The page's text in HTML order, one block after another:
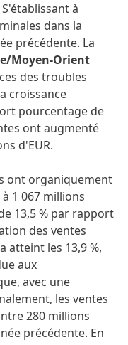
à
dans la
précédente. La
Moyen-Orient
des troubles
croissance
pourcentage de
ont augmenté
d'EUR.
ont organiquement
1 067 millions
13,5 % par rapport
des ventes
a atteint les 13,9 %,
aux
avec une
les ventes
280 millions
précédente. En